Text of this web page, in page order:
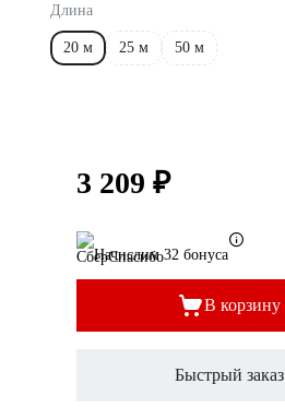
Длина
20 м 25 м 50 м
3 209 ₽
Начислим 32 бонуса
В корзину
Быстрый заказ